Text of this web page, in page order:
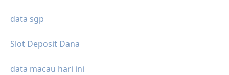
data sgp
Slot Deposit Dana
data macau hari ini